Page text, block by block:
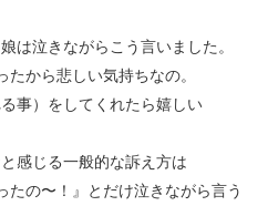
は泣きながらこう言いました。
たから悲しい気持ちなの。
事）をしてくれたら嬉しい
感じる一般的な訴え方は
たの〜！』とだけ泣きながら言う